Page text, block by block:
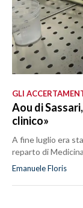
GLI
Aou di
clinico»
A fine luglio era
reparto di
Emanuele Floris